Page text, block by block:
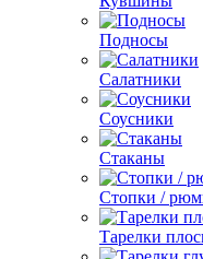
Подносы
Салатники
Соусники
Стаканы
Стопки /
Тарелки